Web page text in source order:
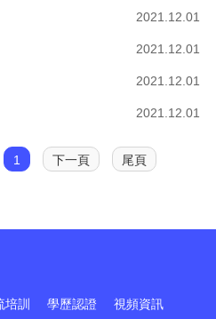
2021.12.01
2021.12.01
2021.12.01
2021.12.01
1 下一頁 尾頁
培訓 學歷認證
視頻資訊